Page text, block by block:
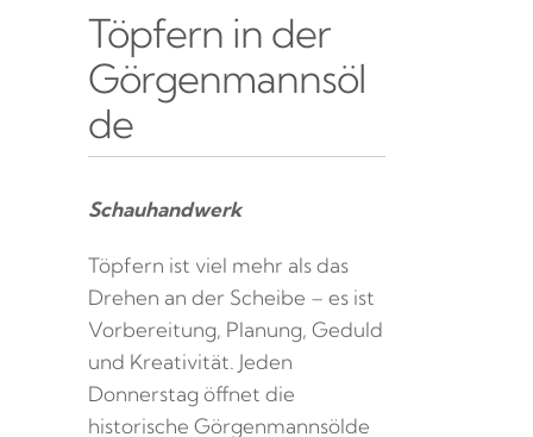
Töpfern in der
Görgenmannsöl
de
Schauhandwerk
Töpfern ist viel mehr als das
Drehen an der Scheibe – es ist
Vorbereitung, Planung, Geduld
und Kreativität. Jeden
Donnerstag öffnet die
historische Görgenmannsölde